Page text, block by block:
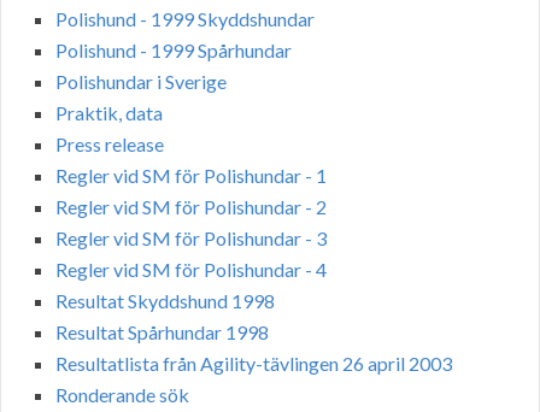
Polishund - 1999 Skyddshundar
Polishund - 1999 Spårhundar
Polishundar i Sverige
Praktik, data
Press release
Regler vid SM för Polishundar - 1
Regler vid SM för Polishundar - 2
Regler vid SM för Polishundar - 3
Regler vid SM för Polishundar - 4
Resultat Skyddshund 1998
Resultat Spårhundar 1998
Resultatlista från Agility-tävlingen 26 april 2003
Ronderande sök